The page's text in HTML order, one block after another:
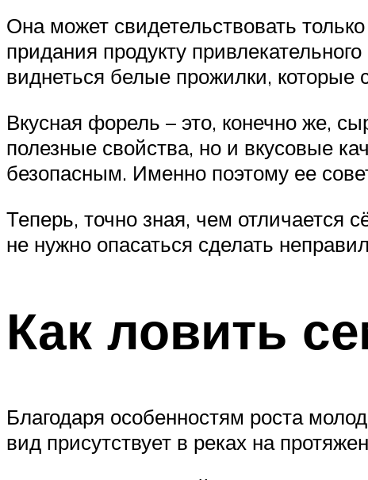
Она может свидетельствовать
придания продукту
виднеться белые прожилки, которые
Вкусная форель – это, конечно же,
полезные свойства, но и вкусовые
безопасным. Именно поэтому ее
Теперь, точно зная, чем
не нужно опасаться сделать
Как ловить
Благодаря особенностям роста
вид присутствует в реках на